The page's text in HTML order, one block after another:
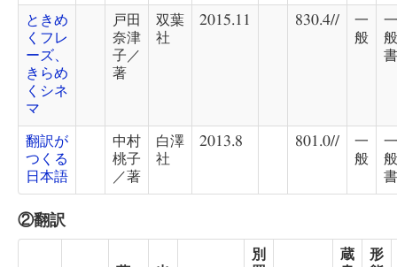
ときめ
くフレ
ーズ、
きらめ
くシネ
マ
戸田
奈津
子／
著
双葉
社
2015.11 830.4//
一
般
一
般
書
翻訳が
つくる
日本語
中村
桃子
／著
白澤
社
2013.8 801.0//
一
般
一
般
書
②翻訳
別
蔵
形